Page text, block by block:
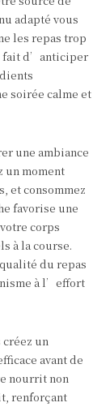
adapté vous
les repas trop
fait d’anticiper
soirée calme et
une ambiance
un moment
et consommez
favorise une
corps
à la course.
du repas
à l’effort
créez un
avant de
nourrit non
renforçant